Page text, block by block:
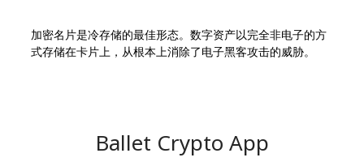
加密名片是冷存储的最佳形态。数字资产以完全非电子的方
式存储在卡片上，从根本上消除了电子黑客攻击的威胁。
Ballet Crypto App